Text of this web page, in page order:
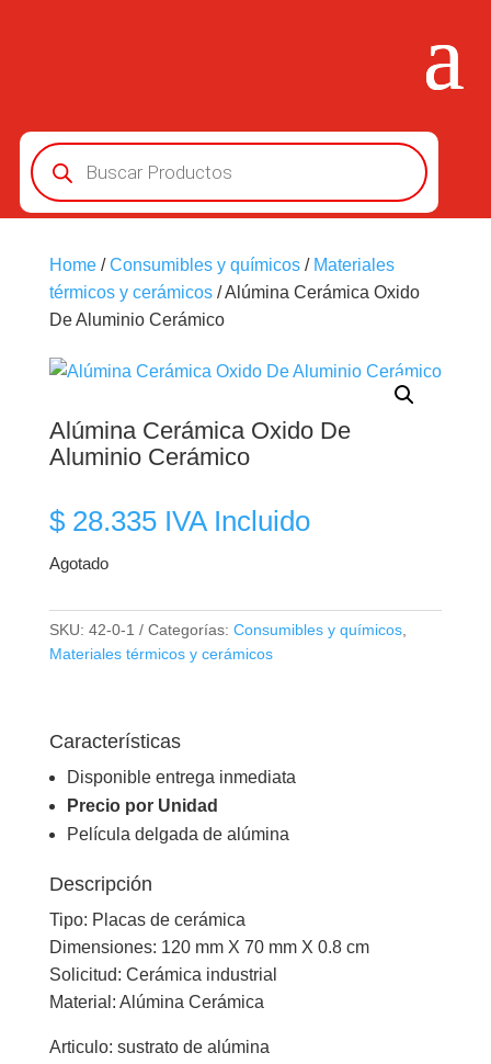
Búsqueda
de
productos
Home/Consumibles y químicos/ Materiales
térmicos y cerámicos/ Alúmina Cerámica Oxido
De Aluminio Cerámico
Alúmina Cerámica Oxido De
Aluminio Cerámico
$28.335 IVA Incluido
Agotado
SKU: 42-0-1 Categorías: Consumibles y químicos,
Materiales térmicos y cerámicos
Características
Disponible entrega inmediata
Precio por Unidad
Película delgada de alúmina
Descripción
Tipo: Placas de cerámica
Dimensiones: 120 mm X 70 mm X 0.8 cm
Solicitud: Cerámica industrial
Material: Alúmina Cerámica
Articulo: sustrato de alúmina